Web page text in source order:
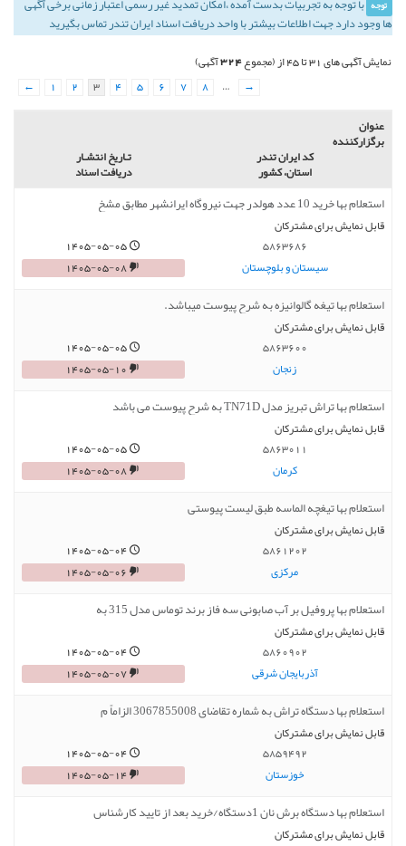
توجه
ها وجود دارد جهت اطلاعات بیشتر با واحد دریافت اسناد ایران تندر تماس بگیرید
نمایش آگهی های 31 تا 45 از (مجموع 324آگهی)
←
1 2 3 4 5 6 7 8 … →
عنوان
برگزارکننده
کد ایران تندر
استان، کشور
تـاريخ انتشـار
دریافت اسناد
استعلام بها خرید 10 عدد هولدر جهت نیروگاه ایرانشهر مطابق مشخ
قابل نمایش برای مشترکان
5863686
سیستان و بلوچستان
1405-05-05
1405-05-08
استعلام بها تیغه گالوانیزه به شرح پیوست میباشد.
قابل نمایش برای مشترکان
5863600
زنجان
1405-05-05
1405-05-10
استعلام بها تراش تبریز مدل TN71D به شرح پیوست می باشد
قابل نمایش برای مشترکان
5863011
کرمان
1405-05-05
1405-05-08
استعلام بها تیغچه الماسه طبق لیست پیوستی
قابل نمایش برای مشترکان
5861202
مرکزی
1405-05-04
1405-05-06
استعلام بها پروفیل بر آب صابونی سه فاز برند توماس مدل 315 به
قابل نمایش برای مشترکان
5860902
آذربایجان شرقی
1405-05-04
1405-05-07
استعلام بها دستگاه تراش به شماره تقاضای 3067855008 الزاماً م
قابل نمایش برای مشترکان
5859492
خوزستان
1405-05-04
1405-05-14
استعلام بها دستگاه برش نان 1دستگاه/خرید بعد از تایید کارشناس
قابل نمایش برای مشترکان